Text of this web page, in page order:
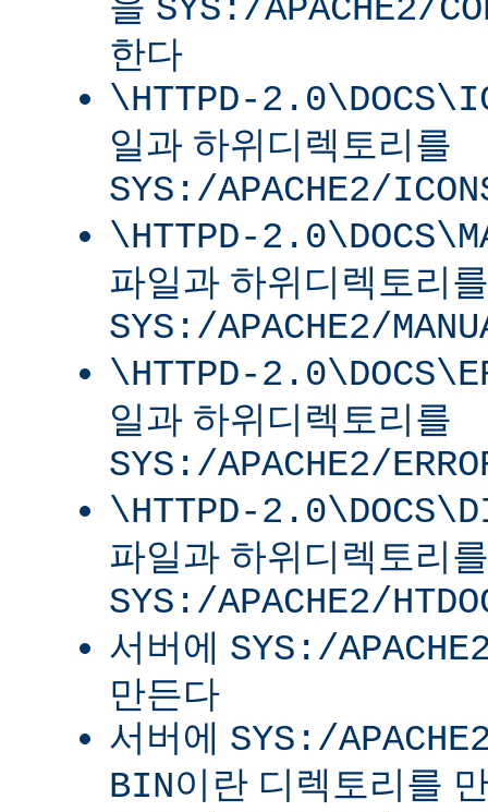
SYS:/APACHE2/
한다
\HTTPD-
일과 하위디렉토리를
SYS:/APACHE2/
\HTTPD-
파일과 하위디렉토리를
SYS:/APACHE2/
\HTTPD-
일과 하위디렉토리를
SYS:/APACHE2/
\HTTPD-
파일과 하위디렉토리를
SYS:/APACHE2/
서버에 SYS:/
만든다
서버에 SYS:/
BIN이란 디렉토리를